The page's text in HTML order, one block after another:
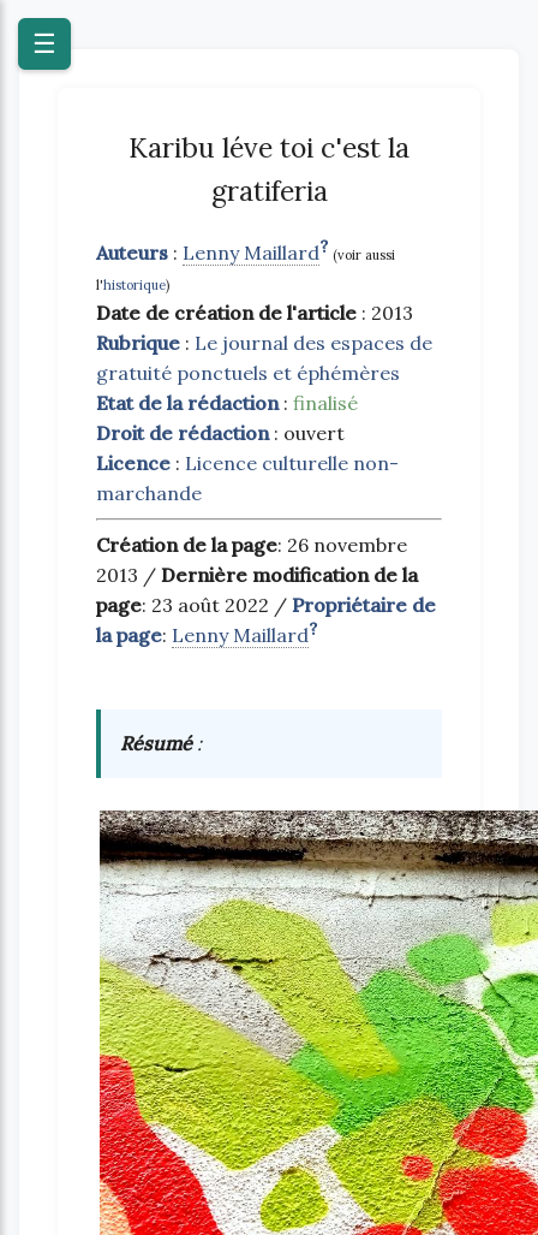
☰
Blog
Karibu léve toi c'est la
gratiferia
Auteurs : Lenny Maillard? (voir aussi
l'historique)
Date de création de l'article : 2013
Rubrique : Le journal des espaces de
gratuité ponctuels et éphémères
Etat de la rédaction: finalisé
Droit de rédaction: ouvert
Licence : Licence culturelle non-
marchande
Création de la page: 26 novembre
2013 / Dernière modification de la
page: 23 août 2022 / Propriétaire de
la page: Lenny Maillard?
Résumé: